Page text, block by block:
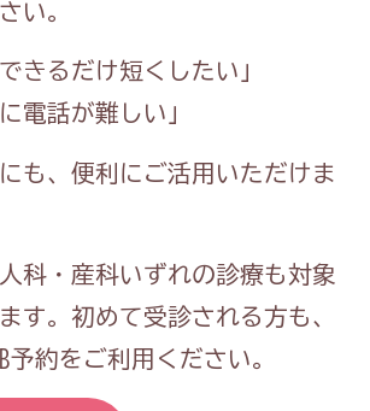
い。
きるだけ短くしたい」
電話が難しい」
も、便利にご活用いただけま
科・産科いずれの診療も対象
す。初めて受診される方も、
予約をご利用ください。